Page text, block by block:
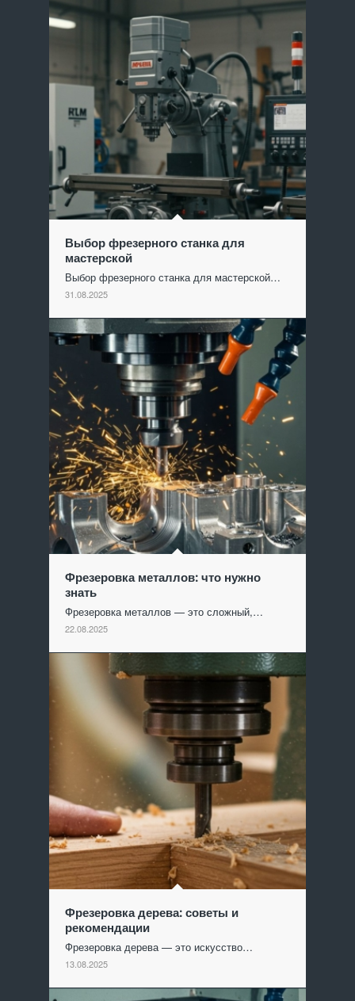
Выбор фрезерного станка для
мастерской
Выбор фрезерного станка для мастерской…
31.08.2025
Фрезеровка металлов: что нужно
знать
Фрезеровка металлов — это сложный,…
22.08.2025
Фрезеровка дерева: советы и
рекомендации
Фрезеровка дерева — это искусство…
13.08.2025